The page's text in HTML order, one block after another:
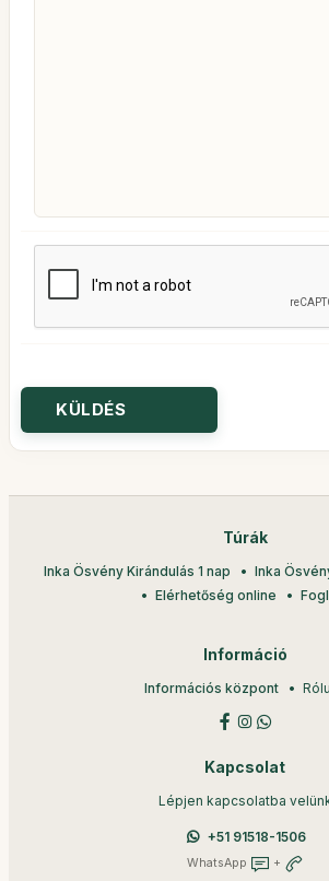
Túrák
Inka Ösvény Kirándulás 1 nap
Inka
Elérhetőség online
Információ
Információs központ
Kapcsolat
Lépjen kapcsolatba
+51 91518-1506
WhatsApp +